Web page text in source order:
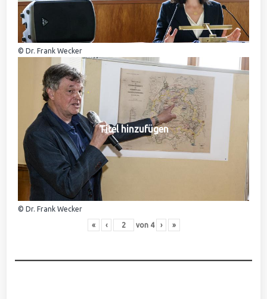
© Dr. Frank Wecker
Titel hinzufügen
© Dr. Frank Wecker
« ‹ von 4 › »